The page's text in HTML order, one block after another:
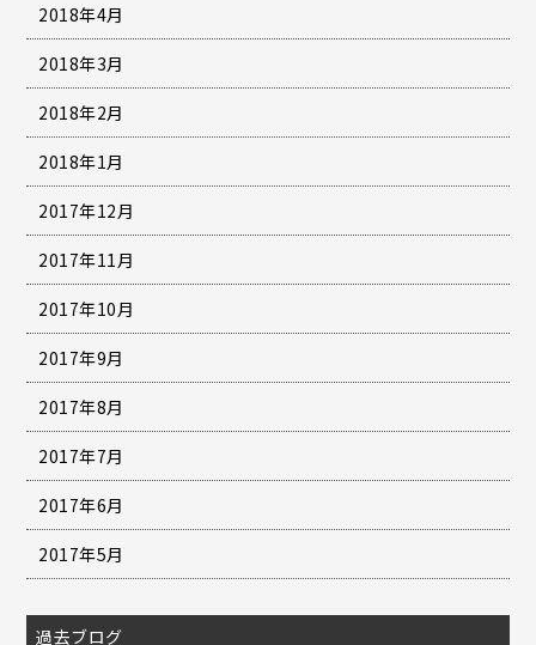
2018年4月
2018年3月
2018年2月
2018年1月
2017年12月
2017年11月
2017年10月
2017年9月
2017年8月
2017年7月
2017年6月
2017年5月
過去ブログ